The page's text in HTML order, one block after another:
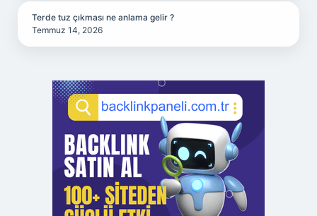
Terde tuz çıkması ne anlama gelir ?
Temmuz 14, 2026